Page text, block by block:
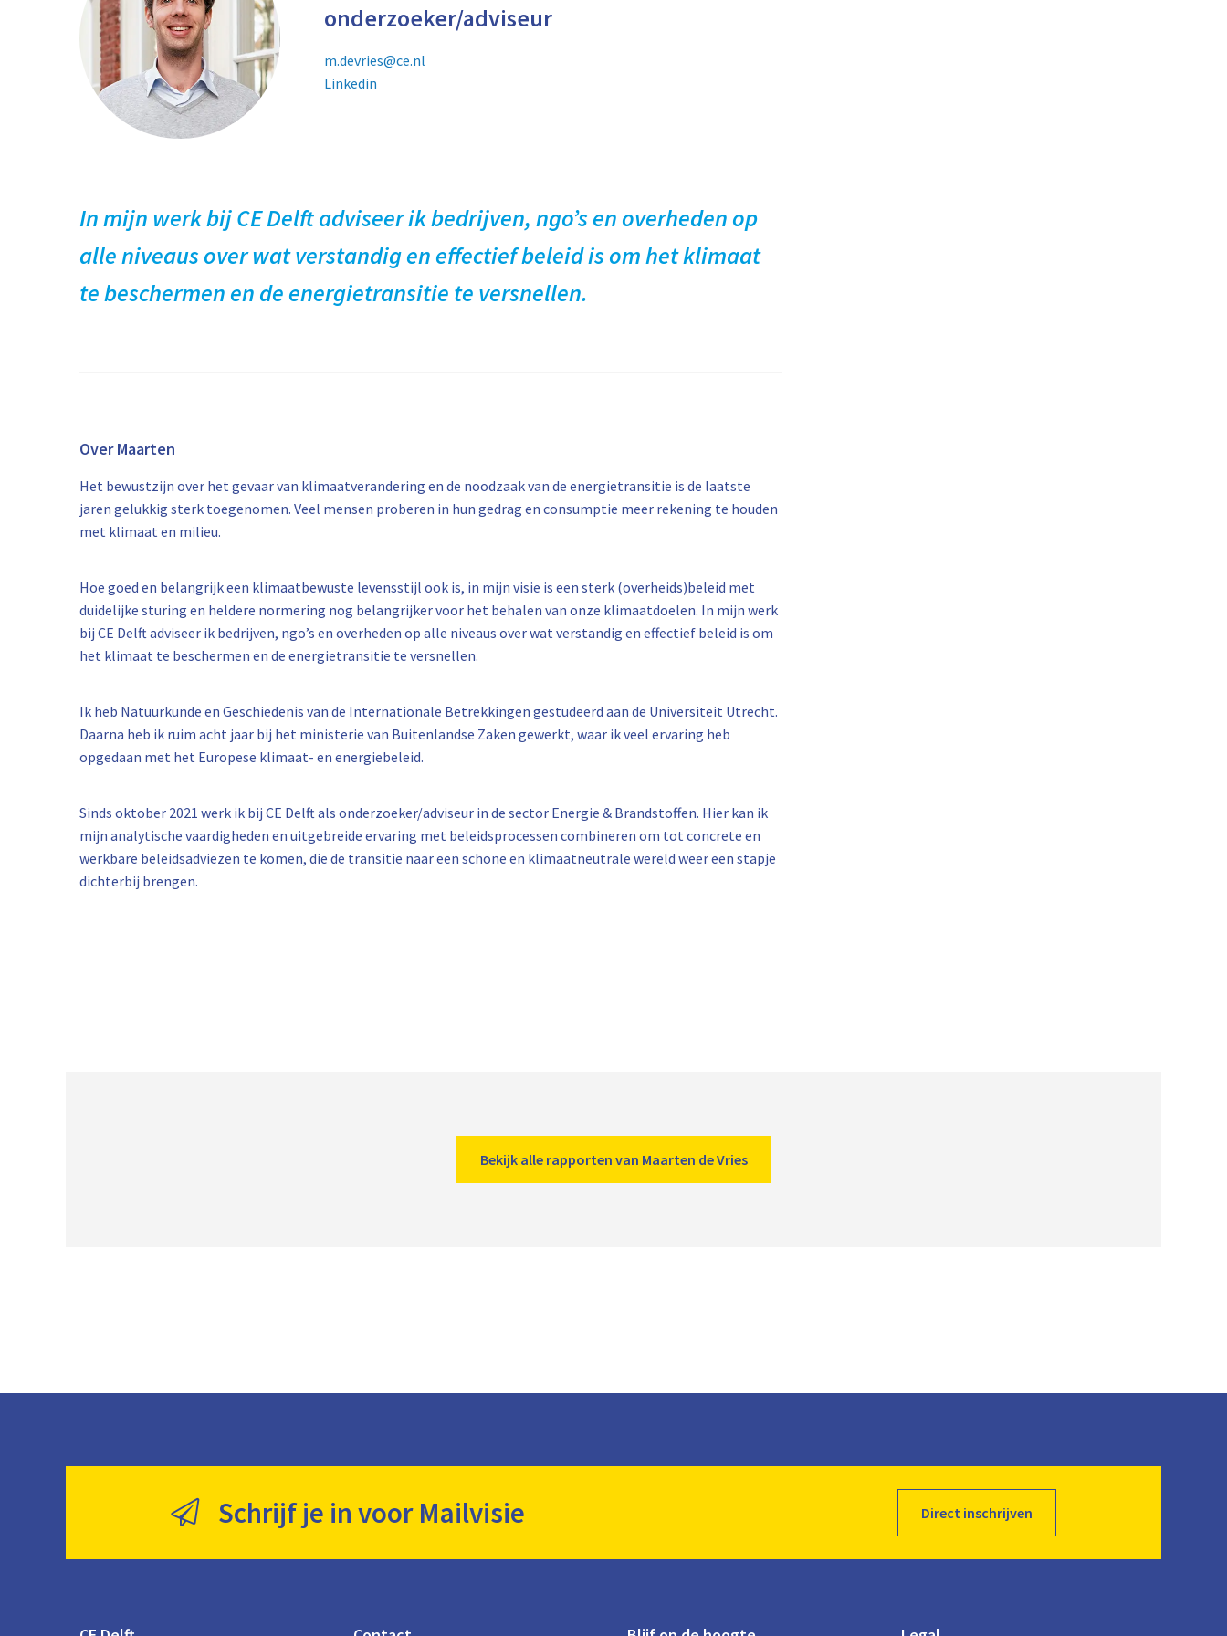
onderzoeker/adviseur
m.devries@ce.nl
Linkedin
In mijn werk bij CE Delft adviseer ik bedrijven, ngo’s en overheden op
alle niveaus over wat verstandig en effectief beleid is om het klimaat
te beschermen en de energietransitie te versnellen.
Over Maarten
Het bewustzijn over het gevaar van klimaatverandering en de noodzaak van de energietransitie is de laatste
jaren gelukkig sterk toegenomen. Veel mensen proberen in hun gedrag en consumptie meer rekening te houden
met klimaat en milieu.
Hoe goed en belangrijk een klimaatbewuste levensstijl ook is, in mijn visie is een sterk (overheids)beleid met
duidelijke sturing en heldere normering nog belangrijker voor het behalen van onze klimaatdoelen. In mijn werk
bij CE Delft adviseer ik bedrijven, ngo’s en overheden op alle niveaus over wat verstandig en effectief beleid is om
het klimaat te beschermen en de energietransitie te versnellen.
Ik heb Natuurkunde en Geschiedenis van de Internationale Betrekkingen gestudeerd aan de Universiteit Utrecht.
Daarna heb ik ruim acht jaar bij het ministerie van Buitenlandse Zaken gewerkt, waar ik veel ervaring heb
opgedaan met het Europese klimaat- en energiebeleid.
Sinds oktober 2021 werk ik bij CE Delft als onderzoeker/adviseur in de sector Energie & Brandstoffen. Hier kan ik
mijn analytische vaardigheden en uitgebreide ervaring met beleidsprocessen combineren om tot concrete en
werkbare beleidsadviezen te komen, die de transitie naar een schone en klimaatneutrale wereld weer een stapje
dichterbij brengen.
Bekijk alle rapporten van Maarten de Vries
Schrijf je in voor Mailvisie Direct inschrijven